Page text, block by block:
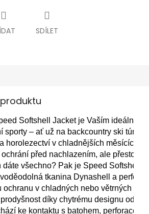
SDÍLET
​​Softshell Jacket je Vaším ideálním
sporty – ať už na backcountry ski túru,
horolezectví v chladnějších měsících.
ochrání před nachlazením, ale přesto
dáte všechno? Pak je Speed ​​Softshell
tkanina Dynashell a
ochranu v chladných nebo větrných
díky chytrému designu
ke kontaktu s batohem, perforace